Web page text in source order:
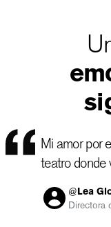
Mi amor por
teatro donde
@Lea
Directora